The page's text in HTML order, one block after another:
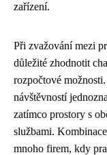
zařízení.
Při zvažování mezi
důležité zhodnotit
rozpočtové
návštěvností
zatímco prostory s
službami.
mnoho firem, kdy